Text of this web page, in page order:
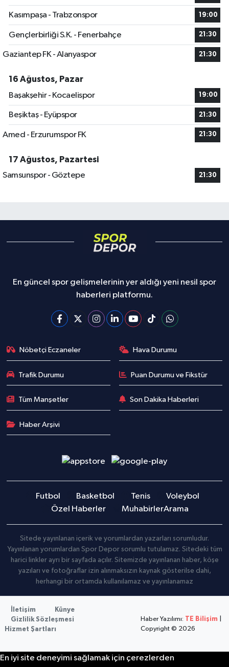
Kasımpaşa - Trabzonspor 19:00
Gençlerbirliği S.K. - Fenerbahçe 21:30
Gaziantep FK - Alanyaspor 21:30
16 Ağustos, Pazar
Başakşehir - Kocaelispor
19:00
Beşiktaş - Eyüpspor 21:30
Amed - Erzurumspor FK 21:30
17 Ağustos, Pazartesi
Samsunspor - Göztepe
21:30
En güncel spor gelişmelerinin yer aldığı yeni nesil spor
haberleri platformu.
Nöbetçi Eczaneler Hava Durumu
Trafik Durumu Puan Durumu ve Fikstür
Tüm Manşetler Son Dakika Haberleri
Haber Arşivi
Futbol Basketbol Tenis
Voleybol
Özel Haberler
MuhabirlerArama
Sitede yayınlanan içerik ve yorumlardan yazarları sorumludur.
Yayınlanan yorumlardan Spor Depor sorumlu tutulamaz. Sitedeki tüm
harici linkler ayrı bir sayfada açılır. Sitemizde yayınlanan haber, köşe
yazıları ve fotoğraflar izin alınmaksızın kaynak gösterilse dahi,
herhangi bir ortamda kullanılamaz ve yayınlanamaz
İletişim
Künye
Gizlilik Sözleşmesi
Hizmet Şartları
Haber Yazılımı: TE Bilişim
Copyright © 2026
En iyi site deneyimi sağlamak için çerezlerden